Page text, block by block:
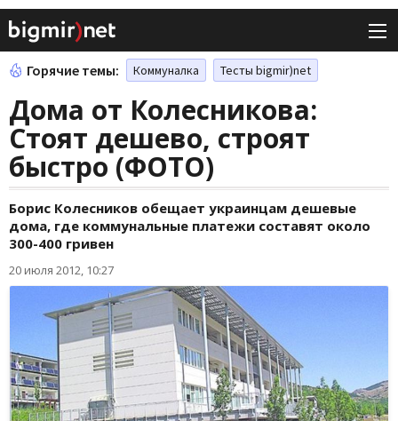
Горячие темы: Коммуналка Тесты bigmir)net
Дома от Колесникова:
Стоят дешево, строят
быстро (ФОТО)
Борис Колесников обещает украинцам дешевые
дома, где коммунальные платежи составят около
300-400 гривен
20 июля 2012, 10:27